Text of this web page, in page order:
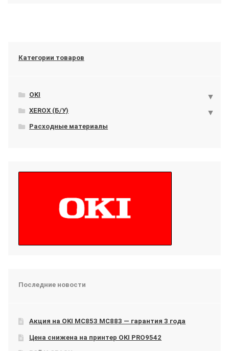
Категории товаров
OKI
XEROX (Б/У)
Расходные материалы
Последние новости
Акция на OKI МС853 МС883 — гарантия 3 года
Цена снижена на принтер OKI PRO9542